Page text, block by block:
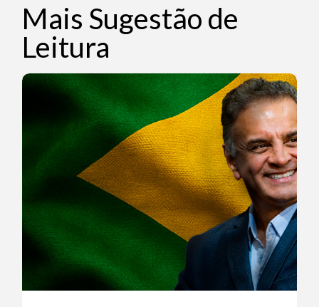
Mais Sugestão de
Leitura